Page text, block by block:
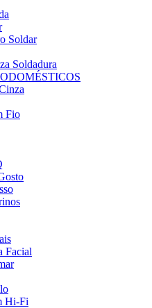
Soldar
Soldadura
Fio
Facial
Hi-Fi